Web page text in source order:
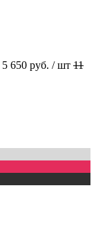
5 650 руб. / шт 11